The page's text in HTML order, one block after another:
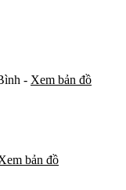
- Xem bản đồ
bản đồ